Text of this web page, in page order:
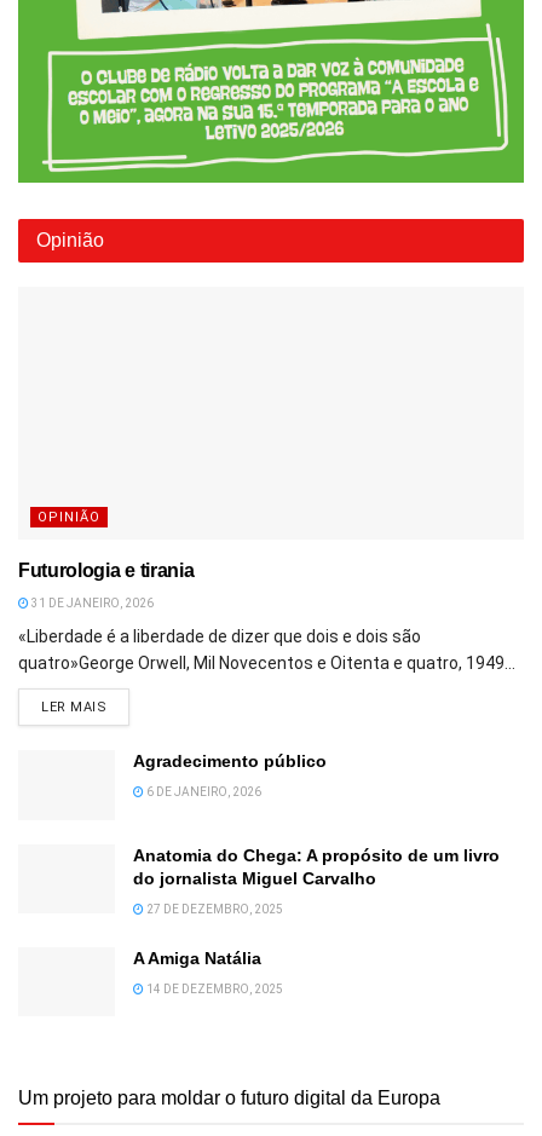
Opinião
OPINIÃO
Futurologia e tirania
31 DE JANEIRO, 2026
«Liberdade é a liberdade de dizer que dois e dois são
quatro»George Orwell, Mil Novecentos e Oitenta e quatro, 1949...
LER MAIS
Agradecimento público
6 DE JANEIRO, 2026
Anatomia do Chega: A propósito de um livro
do jornalista Miguel Carvalho
27 DE DEZEMBRO, 2025
A Amiga Natália
14 DE DEZEMBRO, 2025
Um projeto para moldar o futuro digital da Europa